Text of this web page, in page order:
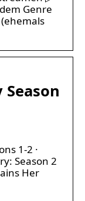
Genre
1-2 ·
Season 2
Her